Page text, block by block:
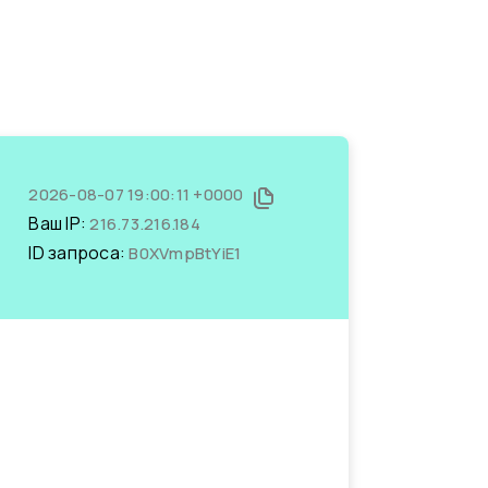
2026-08-07 19:00:11 +0000
Ваш IP:216.73.216.184
ID запроса:B0XVmpBtYiE1